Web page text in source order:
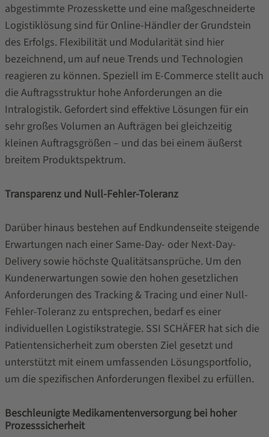
abgestimmte Prozesskette und eine maßgeschneiderte
Logistiklösung sind für Online-Händler der Grundstein
des Erfolgs. Flexibilität und Modularität sind hier
bezeichnend, um auf neue Trends und Technologien
reagieren zu können. Speziell im E-Commerce stellt auch
die Auftragsstruktur hohe Anforderungen an die
Intralogistik. Gefordert sind effektive Lösungen für ein
sehr großes Volumen an Aufträgen bei gleichzeitig
kleinen Auftragsgrößen – und das bei einem äußerst
breitem Produktspektrum.
Transparenz und Null-Fehler-Toleranz
Darüber hinaus bestehen auf Endkundenseite steigende
Erwartungen nach einer Same-Day- oder Next-Day-
Delivery sowie höchste Qualitätsansprüche. Um den
Kundenerwartungen sowie den hohen gesetzlichen
Anforderungen des Tracking & Tracing und einer Null-
Fehler-Toleranz zu entsprechen, bedarf es einer
individuellen Logistikstrategie. SSI SCHÄFER hat sich die
Patientensicherheit zum obersten Ziel gesetzt und
unterstützt mit einem umfassenden Lösungsportfolio,
um die spezifischen Anforderungen flexibel zu erfüllen.
Beschleunigte Medikamentenversorgung bei hoher
Prozesssicherheit